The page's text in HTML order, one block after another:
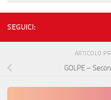
SEGUICI:
ARTICOLO
GOLPE –